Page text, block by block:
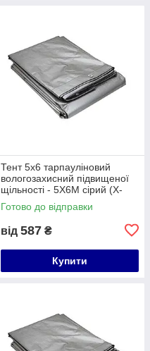
Тент 5х6 тарпауліновий
вологозахисний підвищеної
щільності - 5Х6М сірий (Х-
TREME) 78266
Готово до відправки
від 587 ₴
Купити